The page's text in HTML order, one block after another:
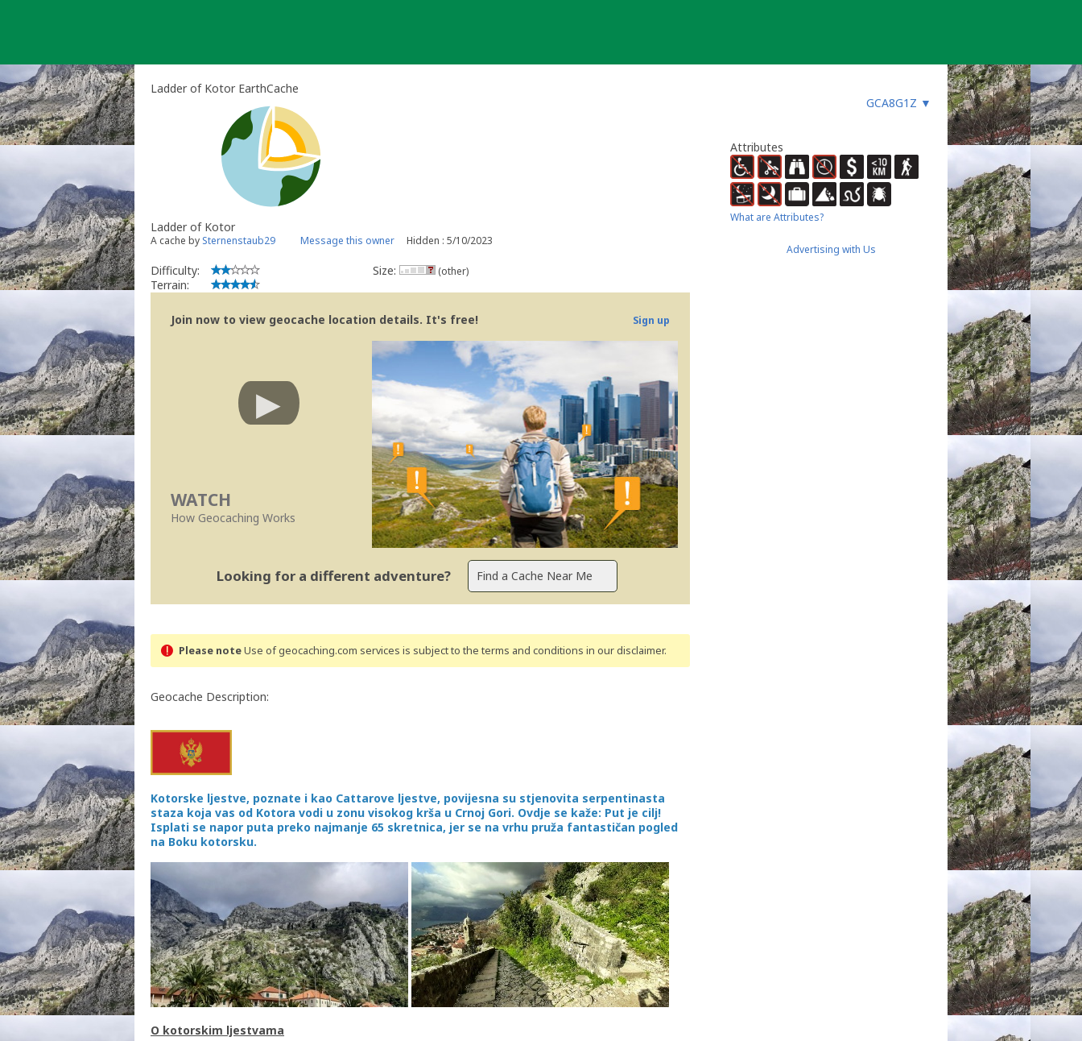
Ladder of Kotor EarthCache
GCA8G1Z ▼
Ladder of Kotor
A cache by Sternenstaub29 Message this owner Hidden : 5/10/2023
Difficulty:
Terrain:
Size: (other)
Join now to view geocache location details. It's free! Sign up
WATCH
How Geocaching Works
Looking for a different adventure?
Please noteUse of geocaching.com services is subject to the terms and conditions in our disclaimer.
Geocache Description:
Kotorske ljestve, poznate i kao Cattarove ljestve, povijesna su stjenovita serpentinasta
staza koja vas od Kotora vodi u zonu visokog krša u Crnoj Gori. Ovdje se kaže: Put je cilj!
Isplati se napor puta preko najmanje 65 skretnica, jer se na vrhu pruža fantastičan pogled
na Boku kotorsku.
O kotorskim ljestvama
Attributes
What are Attributes?
Advertising with Us